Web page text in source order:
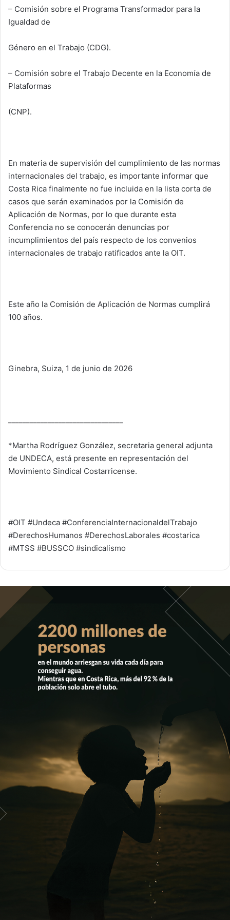
– Comisión sobre el Programa Transformador para la
Igualdad de
Género en el Trabajo (CDG).
– Comisión sobre el Trabajo Decente en la Economía de
Plataformas
(CNP).
En materia de supervisión del cumplimiento de las normas
internacionales del trabajo, es importante informar que
Costa Rica finalmente no fue incluida en la lista corta de
casos que serán examinados por la Comisión de
Aplicación de Normas, por lo que durante esta
Conferencia no se conocerán denuncias por
incumplimientos del país respecto de los convenios
internacionales de trabajo ratificados ante la OIT.
Este año la Comisión de Aplicación de Normas cumplirá
100 años.
Ginebra, Suiza, 1 de junio de 2026
*Martha Rodríguez González, secretaria general adjunta
de UNDECA, está presente en representación del
Movimiento Sindical Costarricense.
#OIT #Undeca #ConferenciaInternacionaldelTrabajo
#DerechosHumanos #DerechosLaborales #costarica
#MTSS #BUSSCO #sindicalismo